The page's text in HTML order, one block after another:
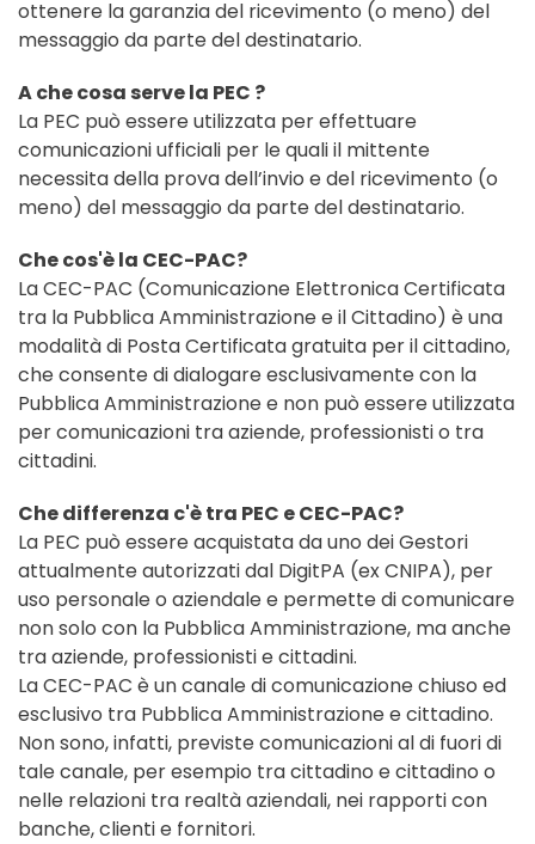
ottenere la garanzia del ricevimento (o meno) del
messaggio da parte del destinatario.
A che cosa serve la PEC ?
La PEC può essere utilizzata per effettuare
comunicazioni ufficiali per le quali il mittente
necessita della prova dell’invio e del ricevimento (o
meno) del messaggio da parte del destinatario.
Che cos'è la CEC-PAC?
La CEC-PAC (Comunicazione Elettronica Certificata
tra la Pubblica Amministrazione e il Cittadino) è una
modalità di Posta Certificata gratuita per il cittadino,
che consente di dialogare esclusivamente con la
Pubblica Amministrazione e non può essere utilizzata
per comunicazioni tra aziende, professionisti o tra
cittadini.
Che differenza c'è tra PEC e CEC-PAC?
La PEC può essere acquistata da uno dei Gestori
attualmente autorizzati dal DigitPA (ex CNIPA), per
uso personale o aziendale e permette di comunicare
non solo con la Pubblica Amministrazione, ma anche
tra aziende, professionisti e cittadini.
La CEC-PAC è un canale di comunicazione chiuso ed
esclusivo tra Pubblica Amministrazione e cittadino.
Non sono, infatti, previste comunicazioni al di fuori di
tale canale, per esempio tra cittadino e cittadino o
nelle relazioni tra realtà aziendali, nei rapporti con
banche, clienti e fornitori.